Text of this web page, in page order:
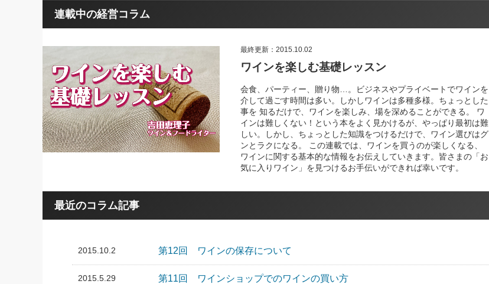
連載中の経営コラム
最終更新：2015.10.02
ワインを楽しむ基礎レッスン
会食、パーティー、贈り物…。ビジネスやプライベートでワインを
介して過ごす時間は多い。しかしワインは多種多様。ちょっとした
事を 知るだけで、ワインを楽しみ、場を深めることができる。 ワ
インは難しくない！という本をよく見かけるが、やっぱり最初は難
しい。しかし、ちょっとした知識をつけるだけで、ワイン選びはグ
ンとラクになる。 この連載では、ワインを買うのが楽しくなる、
ワインに関する基本的な情報をお伝えしていきます。皆さまの「お
気に入りワイン」を見つけるお手伝いができれば幸いです。
最近のコラム記事
2015.10.2 第12回 ワインの保存について
2015.5.29 第11回 ワインショップでのワインの買い方